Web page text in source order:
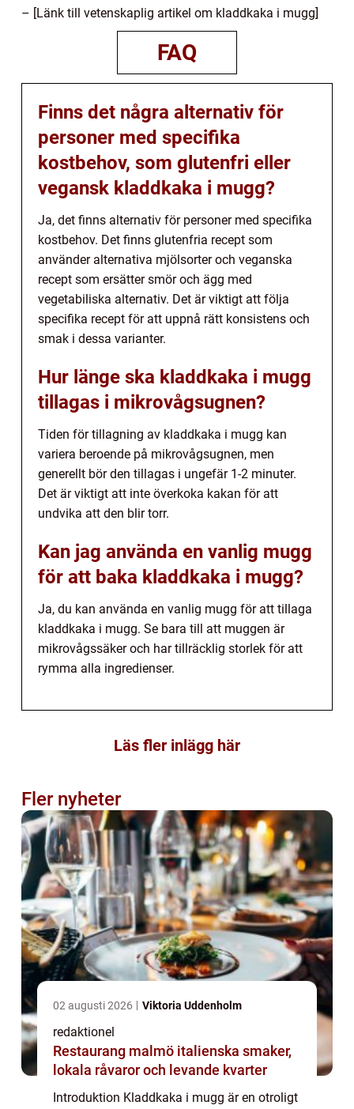
– [Länk till vetenskaplig artikel om kladdkaka i mugg]
FAQ
Finns det några alternativ för
personer med specifika
kostbehov, som glutenfri eller
vegansk kladdkaka i mugg?
Ja, det finns alternativ för personer med specifika
kostbehov. Det finns glutenfria recept som
använder alternativa mjölsorter och veganska
recept som ersätter smör och ägg med
vegetabiliska alternativ. Det är viktigt att följa
specifika recept för att uppnå rätt konsistens och
smak i dessa varianter.
Hur länge ska kladdkaka i mugg
tillagas i mikrovågsugnen?
Tiden för tillagning av kladdkaka i mugg kan
variera beroende på mikrovågsugnen, men
generellt bör den tillagas i ungefär 1-2 minuter.
Det är viktigt att inte överkoka kakan för att
undvika att den blir torr.
Kan jag använda en vanlig mugg
för att baka kladdkaka i mugg?
Ja, du kan använda en vanlig mugg för att tillaga
kladdkaka i mugg. Se bara till att muggen är
mikrovågssäker och har tillräcklig storlek för att
rymma alla ingredienser.
Läs fler inlägg här
Fler nyheter
02 augusti 2026 Viktoria Uddenholm
redaktionel
Restaurang malmö italienska smaker,
lokala råvaror och levande kvarter
Introduktion Kladdkaka i mugg är en otroligt